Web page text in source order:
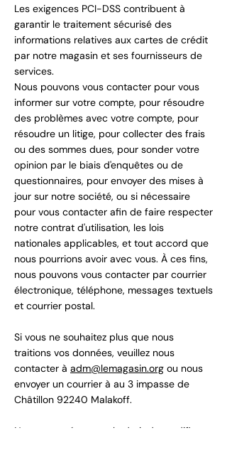
Les exigences PCI-DSS contribuent à
garantir le traitement sécurisé des
informations relatives aux cartes de crédit
par notre magasin et ses fournisseurs de
services.
Nous pouvons vous contacter pour vous
informer sur votre compte, pour résoudre
des problèmes avec votre compte, pour
résoudre un litige, pour collecter des frais
ou des sommes dues, pour sonder votre
opinion par le biais d'enquêtes ou de
questionnaires, pour envoyer des mises à
jour sur notre société, ou si nécessaire
pour vous contacter afin de faire respecter
notre contrat d'utilisation, les lois
nationales applicables, et tout accord que
nous pourrions avoir avec vous. À ces fins,
nous pouvons vous contacter par courrier
électronique, téléphone, messages textuels
et courrier postal.
Si vous ne souhaitez plus que nous
traitions vos données, veuillez nous
contacter à adm@lemagasin.org ou nous
envoyer un courrier à au 3 impasse de
Châtillon 92240 Malakoff.
Nous nous réservons le droit de modifier